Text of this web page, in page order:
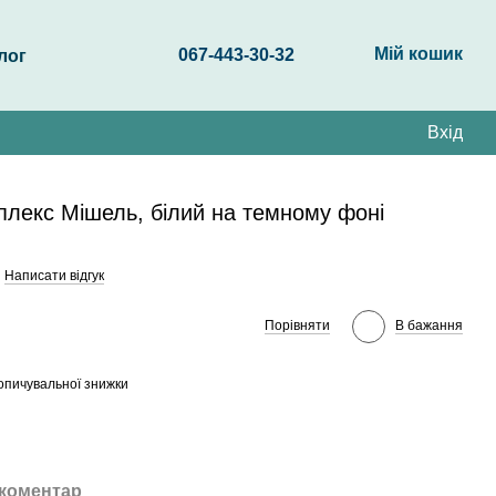
067-443-30-32 Мій кошик
Вхід
Мішель, білий на темному фоні
Написати відгук
Порівняти В бажання
знижки